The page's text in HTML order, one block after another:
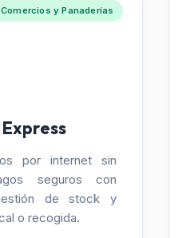
Comercios y Panaderías
por internet sin
seguros con
de stock y
o recogida.